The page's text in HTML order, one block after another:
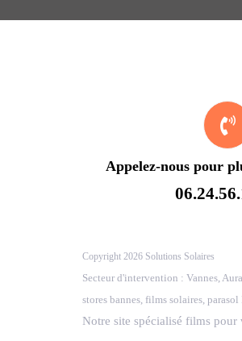
Appelez-nous pour
Copyright 2026 Solutions Solaires
Secteur d'intervention : Vannes,
stores bannes, films solaires, parasol
Notre site spécialisé films pour